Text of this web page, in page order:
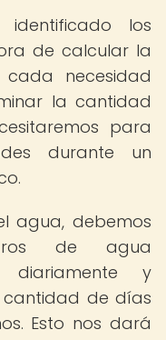
los
de calcular la
necesidad
la cantidad
para
durante un
agua, debemos
de agua
diariamente y
de días
Esto nos dará